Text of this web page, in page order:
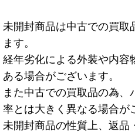
未開封商品は中古での買取
ます。
経年劣化による外装や内容
ある場合がございます。
また中古での買取品の為、
率とは大きく異なる場合が
未開封商品の性質上、返品